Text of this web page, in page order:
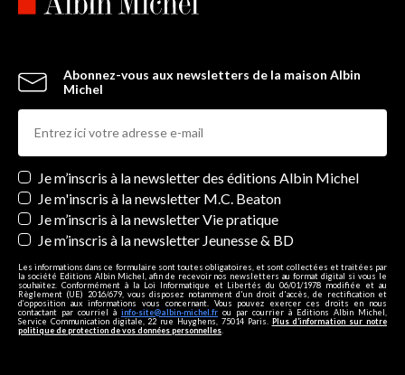
Abonnez-vous aux newsletters de la maison Albin
Michel
Newsletters
Je m’inscris à la newsletter des éditions Albin Michel
Je m'inscris à la newsletter M.C. Beaton
Je m’inscris à la newsletter Vie pratique
Je m’inscris à la newsletter Jeunesse & BD
Les informations dans ce formulaire sont toutes obligatoires, et sont collectées et traitées par
la société Editions Albin Michel, afin de recevoir nos newsletters au format digital si vous le
souhaitez. Conformément à la Loi Informatique et Libertés du 06/01/1978 modifiée et au
Règlement (UE) 2016/679, vous disposez notamment d'un droit d'accès, de rectification et
d’opposition aux informations vous concernant. Vous pouvez exercer ces droits en nous
contactant par courriel à info-site@albin-michel.fr ou par courrier à Editions Albin Michel,
Service Communication digitale, 22 rue Huyghens, 75014 Paris. Plus d’information sur notre
politique de protection de vos données personnelles